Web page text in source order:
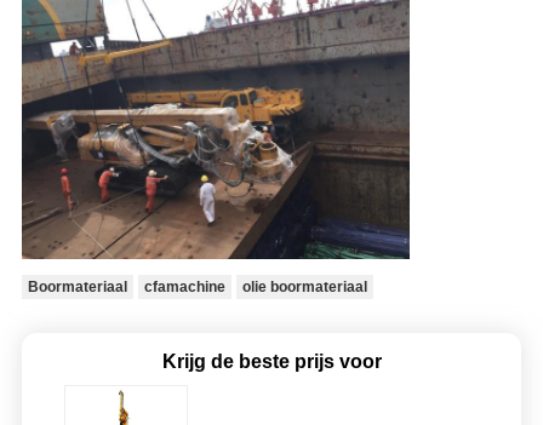
Boormateriaal cfamachine olie boormateriaal
Krijg de beste prijs voor